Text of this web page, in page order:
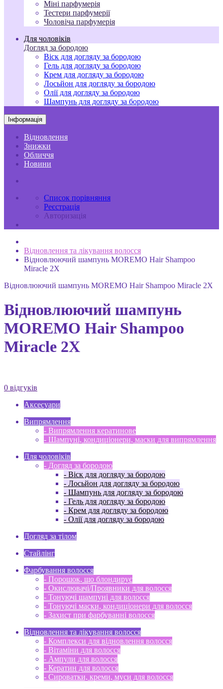
Міні парфумерія
Тестери парфумерії
Чоловіча парфумерія
Для чоловіків
Догляд за бородою
Віск для догляду за бородою
Гель для догляду за бородою
Крем для догляду за бородою
Лосьйон для догляду за бородою
Олії для догляду за бородою
Шампунь для догляду за бородою
Інформація
Відновлення
Знижки
Обличчя
Новини
Список порівняння
Реєстрація
Авторизація
Відновлення та лікування волосся
Відновлюючий шампунь MOREMO Hair Shampoo
Miracle 2X
Відновлюючий шампунь MOREMO Hair Shampoo Miracle 2X
Відновлюючий шампунь
MOREMO Hair Shampoo
Miracle 2X
0 відгуків
Аксесуари
Випрямлення
- Випрямлення кератинове
- Шампуні, кондиціонери, маски для випрямлення
Для чоловіків
- Догляд за бородою
- Віск для догляду за бородою
- Лосьйон для догляду за бородою
- Шампунь для догляду за бородою
- Гель для догляду за бородою
- Крем для догляду за бородою
- Олії для догляду за бородою
Догляд за тілом
Стайлінг
Фарбування волосся
- Порошок, що блондирує
- Окислювачі/Проявники для волосся
- Тонуючі шампуні для волосся
- Тонуючі маски, кондиціонери для волосся
- Захист при фарбуванні волосся
Відновлення та лікування волосся
- Комплекси для відновлення волосся
- Вітаміни для волосся
- Ампули для волосся
- Кератин для волосся
- Сироватки, креми, муси для волосся